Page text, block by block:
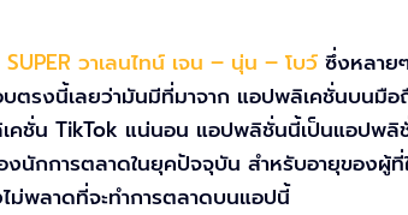
SUPER วาเลนไทน์ เจน – นุ่น – โบว์ ซึ่งหลาย
รงนี้เลยว่ามันมีที่มาจาก แอปพลิเคชั่นบนมื
เคชั่น TikTok แน่นอน แอปพลิชั่นนี้เป็นแอป
นักการตลาดในยุคปัจจุบัน สำหรับอายุของผู้
พลาดที่จะทำการตลาดบนแอปนี้